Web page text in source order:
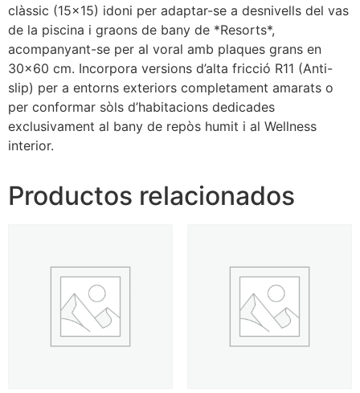
clàssic (15×15) idoni per adaptar-se a desnivells del vas
de la piscina i graons de bany de *Resorts*,
acompanyant-se per al voral amb plaques grans en
30×60 cm. Incorpora versions d’alta fricció R11 (Anti-
slip) per a entorns exteriors completament amarats o
per conformar sòls d’habitacions dedicades
exclusivament al bany de repòs humit i al Wellness
interior.
Productos relacionados